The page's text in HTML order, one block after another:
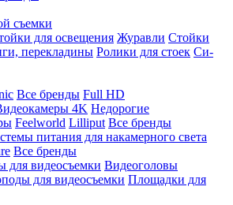
съемки
для освещения Журавли Стойки
перекладины Ролики для стоек Си-
Все бренды Full HD
4K Недорогие
Feelworld Lilliput Все бренды
питания для накамерного света
Все бренды
видеосъемки Видеоголовы
для видеосъемки Площадки для